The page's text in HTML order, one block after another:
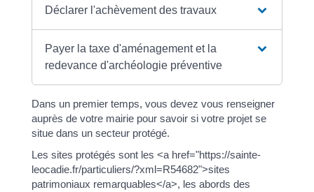
Déclarer l'achèvement des travaux
Payer la taxe d'aménagement et la
redevance d'archéologie préventive
Dans un premier temps, vous devez vous renseigner
auprès de votre mairie pour savoir si votre projet se
situe dans un secteur protégé.
Les sites protégés sont les <a href="https://sainte-
leocadie.fr/particuliers/?xml=R54682">sites
patrimoniaux remarquables</a>, les abords des